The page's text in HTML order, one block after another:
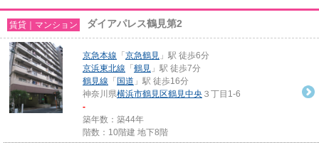
賃貸｜マンション ダイアパレス鶴見第2
京急本線 「 京急鶴見 」駅 徒歩6分
京浜東北線 「 鶴見 」駅 徒歩7分
鶴見線 「 国道 」駅 徒歩16分
神奈川県横浜市鶴見区鶴見中央 ３丁目1-6
-
築年数：築44年
階数：10階建 地下8階